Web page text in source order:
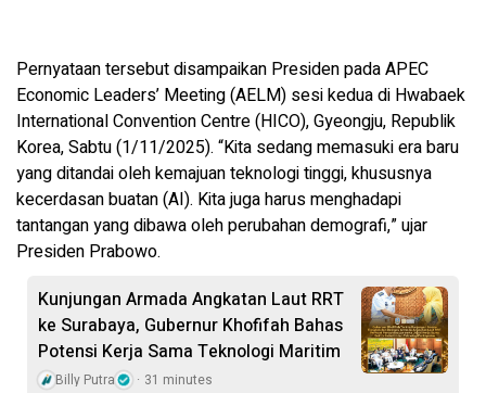
Pernyataan tersebut disampaikan Presiden pada APEC
Economic Leaders’ Meeting (AELM) sesi kedua di Hwabaek
International Convention Centre (HICO), Gyeongju, Republik
Korea, Sabtu (1/11/2025). “Kita sedang memasuki era baru
yang ditandai oleh kemajuan teknologi tinggi, khususnya
kecerdasan buatan (AI). Kita juga harus menghadapi
tantangan yang dibawa oleh perubahan demografi,” ujar
Presiden Prabowo.
Kunjungan Armada Angkatan Laut RRT
ke Surabaya, Gubernur Khofifah Bahas
Potensi Kerja Sama Teknologi Maritim
Billy Putra 31 minutes